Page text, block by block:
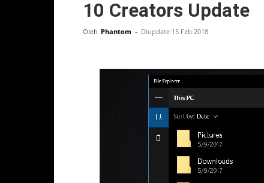
10 Creators Update
Oleh Phantom - Diupdate 15 Feb 2018